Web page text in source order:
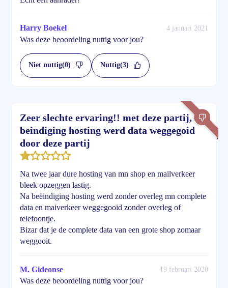
Harry Boekel 4 januari 2021
Was deze beoordeling nuttig voor jou?
Niet nuttig(0) Nuttig(3)
Zeer slechte ervaring!! met deze partij, Na
beindiging hosting werd data weggegoid
door deze partij
Na twee jaar dure hosting van mn shop en mailverkeer
bleek opzeggen lastig.
Na beëindiging hosting werd zonder overleg mn complete
data en maiverkeer weggegooid zonder overleg of
telefoontje.
Bizar dat je de complete data van een grote shop zomaar
weggooit.
M. Gideonse 19 februari 2020
Was deze beoordeling nuttig voor jou?